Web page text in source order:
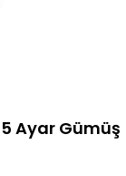
Ayar Gümüş